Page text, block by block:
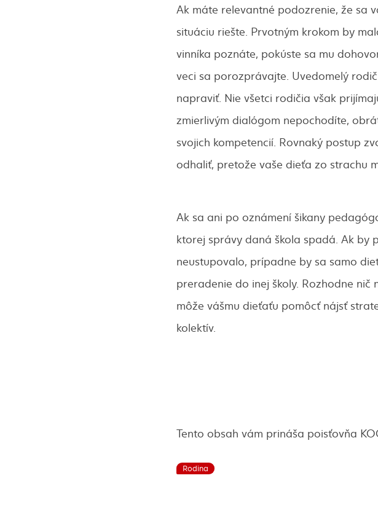
Ak máte relevantné podozrenie, že sa
situáciu riešte. Prvotným krokom by
vinníka poznáte, pokúste sa mu
veci sa porozprávajte. Uvedomelý
napraviť. Nie všetci rodičia však
zmierlivým dialógom nepochodíte,
svojich kompetencií. Rovnaký postup
odhaliť, pretože vaše dieťa zo strachu
Ak sa ani po oznámení šikany
ktorej správy daná škola spadá. Ak by
neustupovalo, prípadne by sa samo
preradenie do inej školy. Rozhodne
môže vášmu dieťaťu pomôcť nájsť
kolektív.
Tento obsah vám prináša poisťovňa
Rodina